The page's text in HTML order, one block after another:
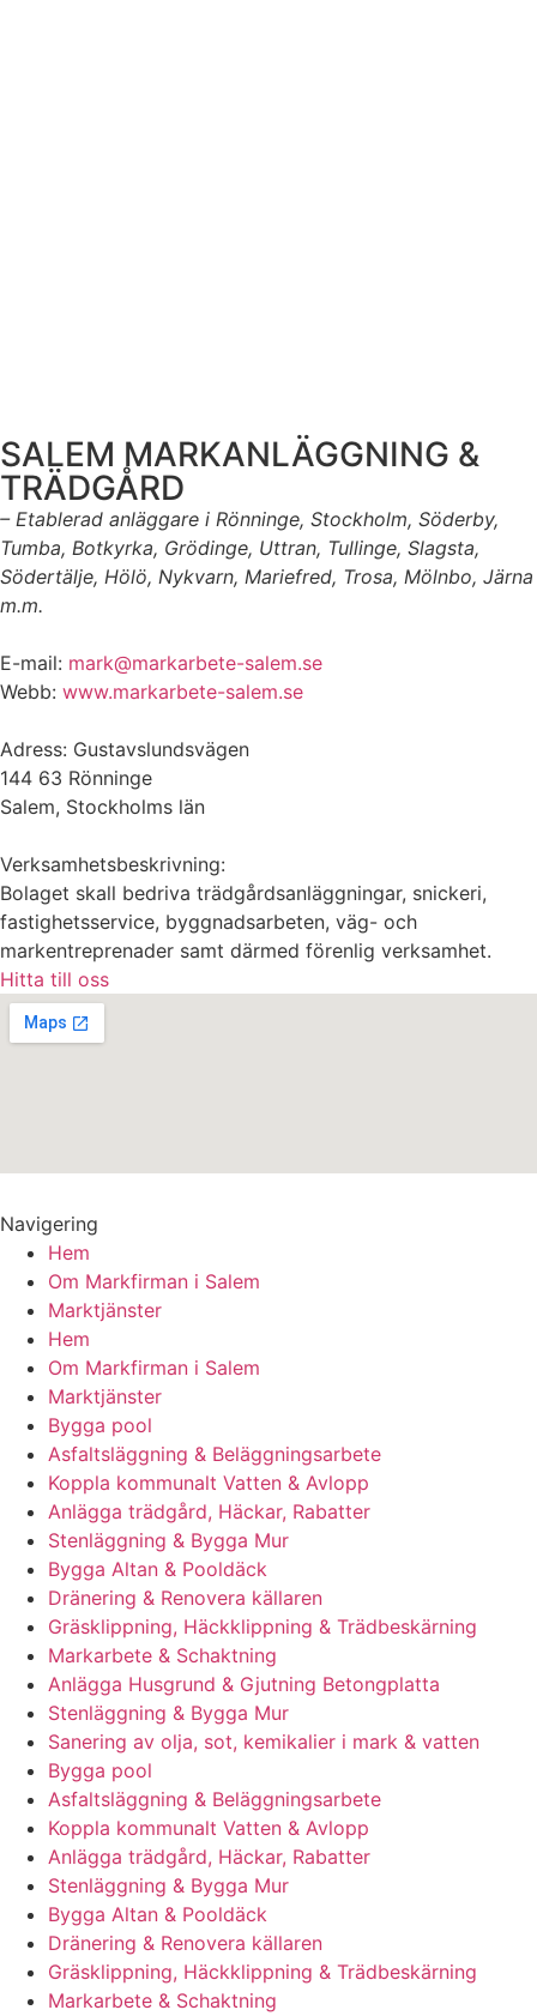
SALEM MARKANLÄGGNING &
TRÄDGÅRD
– Etablerad anläggare i Rönninge, Stockholm, Söderby,
Tumba, Botkyrka, Grödinge, Uttran, Tullinge, Slagsta,
Södertälje, Hölö, Nykvarn, Mariefred, Trosa, Mölnbo, Järna
m.m.
E-mail: mark@markarbete-salem.se
Webb: www.markarbete-salem.se
Adress: Gustavslundsvägen
144 63 Rönninge
Salem, Stockholms län
Verksamhetsbeskrivning:
Bolaget skall bedriva trädgårdsanläggningar, snickeri,
fastighetsservice, byggnadsarbeten, väg- och
markentreprenader samt därmed förenlig verksamhet.
Hitta till oss
Navigering
Hem
Om Markfirman i Salem
Marktjänster
Hem
Om Markfirman i Salem
Marktjänster
Bygga pool
Asfaltsläggning & Beläggningsarbete
Koppla kommunalt Vatten & Avlopp
Anlägga trädgård, Häckar, Rabatter
Stenläggning & Bygga Mur
Bygga Altan & Pooldäck
Dränering & Renovera källaren
Gräsklippning, Häckklippning & Trädbeskärning
Markarbete & Schaktning
Anlägga Husgrund & Gjutning Betongplatta
Stenläggning & Bygga Mur
Sanering av olja, sot, kemikalier i mark & vatten
Bygga pool
Asfaltsläggning & Beläggningsarbete
Koppla kommunalt Vatten & Avlopp
Anlägga trädgård, Häckar, Rabatter
Stenläggning & Bygga Mur
Bygga Altan & Pooldäck
Dränering & Renovera källaren
Gräsklippning, Häckklippning & Trädbeskärning
Markarbete & Schaktning